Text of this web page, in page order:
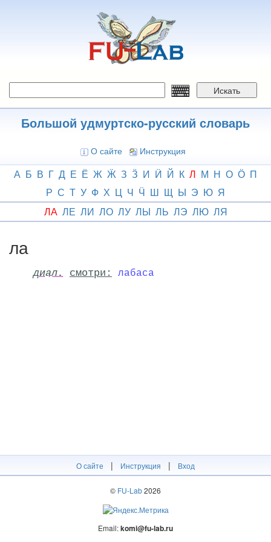
Искать
Большой удмуртско-русский словарь
О сайте Инструкция
А Б В Г Д Е Ё Ж Ӝ З Ӟ И Ӥ Й К Л М Н О Ӧ П
Р С Т У Ф Х Ц Ч Ӵ Ш Щ Ы Э Ю Я
ЛА ЛЕ ЛИ ЛО ЛУ ЛЫ ЛЬ ЛЭ ЛЮ ЛЯ
ла
диал. смотри: лабаса
О сайте | Инструкция | Вход
© FU-Lab2026
Email:komi@fu-lab.ru